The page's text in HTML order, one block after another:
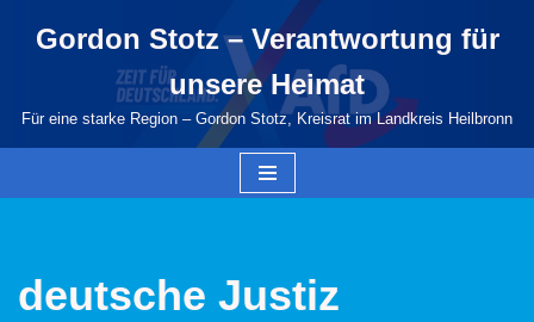
springen
Gordon Stotz – Verantwortung für
unsere Heimat
Für eine starke Region – Gordon Stotz, Kreisrat im Landkreis Heilbronn
deutsche Justiz